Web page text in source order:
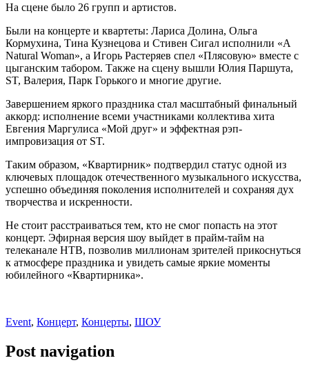
На сцене было 26 групп и артистов.
Были на концерте и квартеты: Лариса Долина, Ольга
Кормухина, Тина Кузнецова и Стивен Сигал исполнили «A
Natural Woman», а Игорь Растеряев спел «Плясовую» вместе с
цыганским табором. Также на сцену вышли Юлия Паршута,
ST, Валерия, Парк Горького и многие другие.
Завершением яркого праздника стал масштабный финальный
аккорд: исполнение всеми участниками коллектива хита
Евгения Маргулиса «Мой друг» и эффектная рэп-
импровизация от ST.
Таким образом, «Квартирник» подтвердил статус одной из
ключевых площадок отечественного музыкального искусства,
успешно объединяя поколения исполнителей и сохраняя дух
творчества и искренности.
Не стоит расстраиваться тем, кто не смог попасть на этот
концерт. Эфирная версия шоу выйдет в прайм-тайм на
телеканале НТВ, позволив миллионам зрителей прикоснуться
к атмосфере праздника и увидеть самые яркие моменты
юбилейного «Квартирника».
Event, Концерт, Концерты, ШОУ
Post navigation